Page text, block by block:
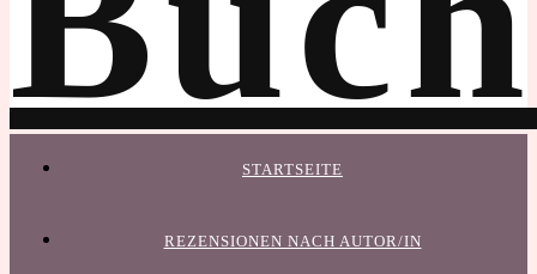
STARTSEITE
REZENSIONEN NACH AUTOR/IN